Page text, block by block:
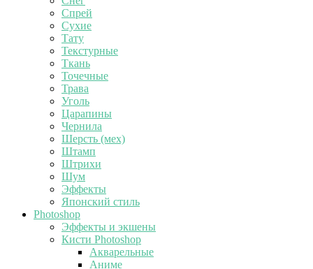
Спрей
Сухие
Тату
Текстурные
Ткань
Точечные
Трава
Уголь
Царапины
Чернила
Шерсть (мех)
Штамп
Штрихи
Шум
Эффекты
Японский стиль
Photoshop
Эффекты и экшены
Кисти Photoshop
Акварельные
Аниме